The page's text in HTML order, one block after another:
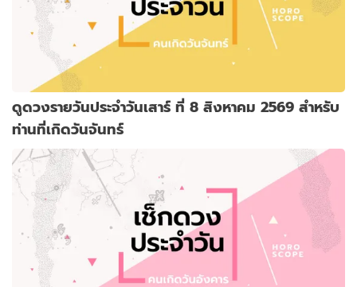
ดูดวงรายวันประจำวันเสาร์ ที่ 8 สิงหาคม 2569 สำหรับ
ท่านที่เกิดวันจันทร์